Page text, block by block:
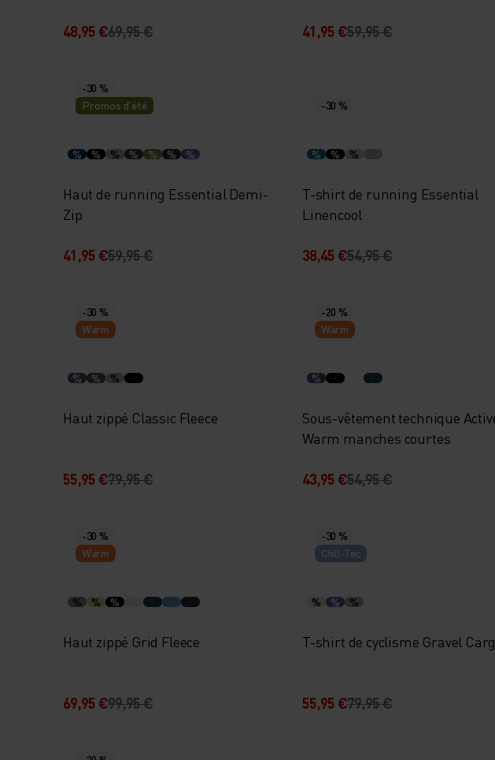
48,95 €69,95 € 41,95 €59,95 €
-30 %
Promos d’été
% % % % % % %
Haut de running Essential Demi-
Zip
41,95 €59,95 €
-30 %
% % %
T-shirt de running Essential
Linencool
38,45 €54,95 €
-30 %
Warm
% % %
Haut zippé Classic Fleece
55,95 €79,95 €
-20 %
Warm
%
Sous-vêtement technique
Warm manches courtes
43,95 €54,95 €
-30 %
Warm
% % %
Haut zippé Grid Fleece
69,95 €99,95 €
-30 %
Chill-Tec
% % %
T-shirt de cyclisme Gravel
55,95 €79,95 €